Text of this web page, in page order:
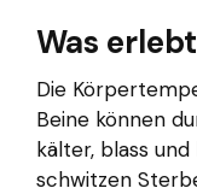
Was
Die
Beine können
kälter, blass
schwitzen